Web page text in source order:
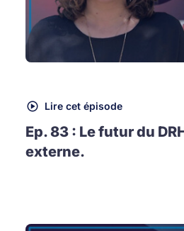
Lire cet épisode
Ep. 83 : Le futur du
externe.